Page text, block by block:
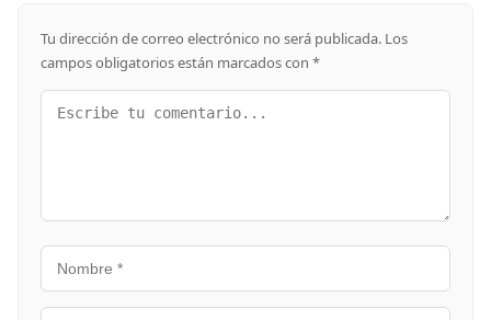
Tu dirección de correo electrónico no será publicada. Los
campos obligatorios están marcados con *